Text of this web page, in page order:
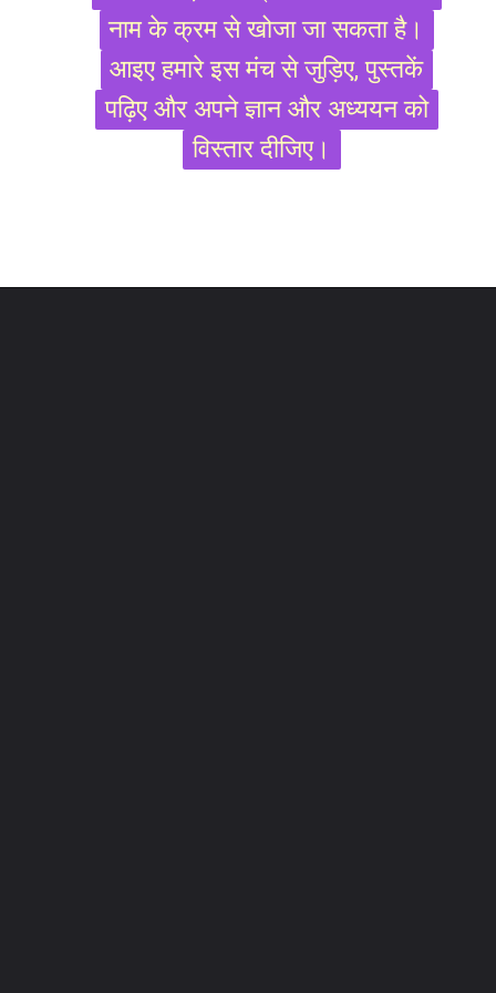
नाम के क्रम से खोजा जा सकता है।
आइए हमारे इस मंच से जुड़िए, पुस्तकें
पढ़िए और अपने ज्ञान और अध्ययन को
विस्तार दीजिए।
नाम के क्रम से खोजा जा सकता है।
आइए हमारे इस मंच से जुड़िए, पुस्तकें
पढ़िए और अपने ज्ञान और अध्ययन को
विस्तार दीजिए।